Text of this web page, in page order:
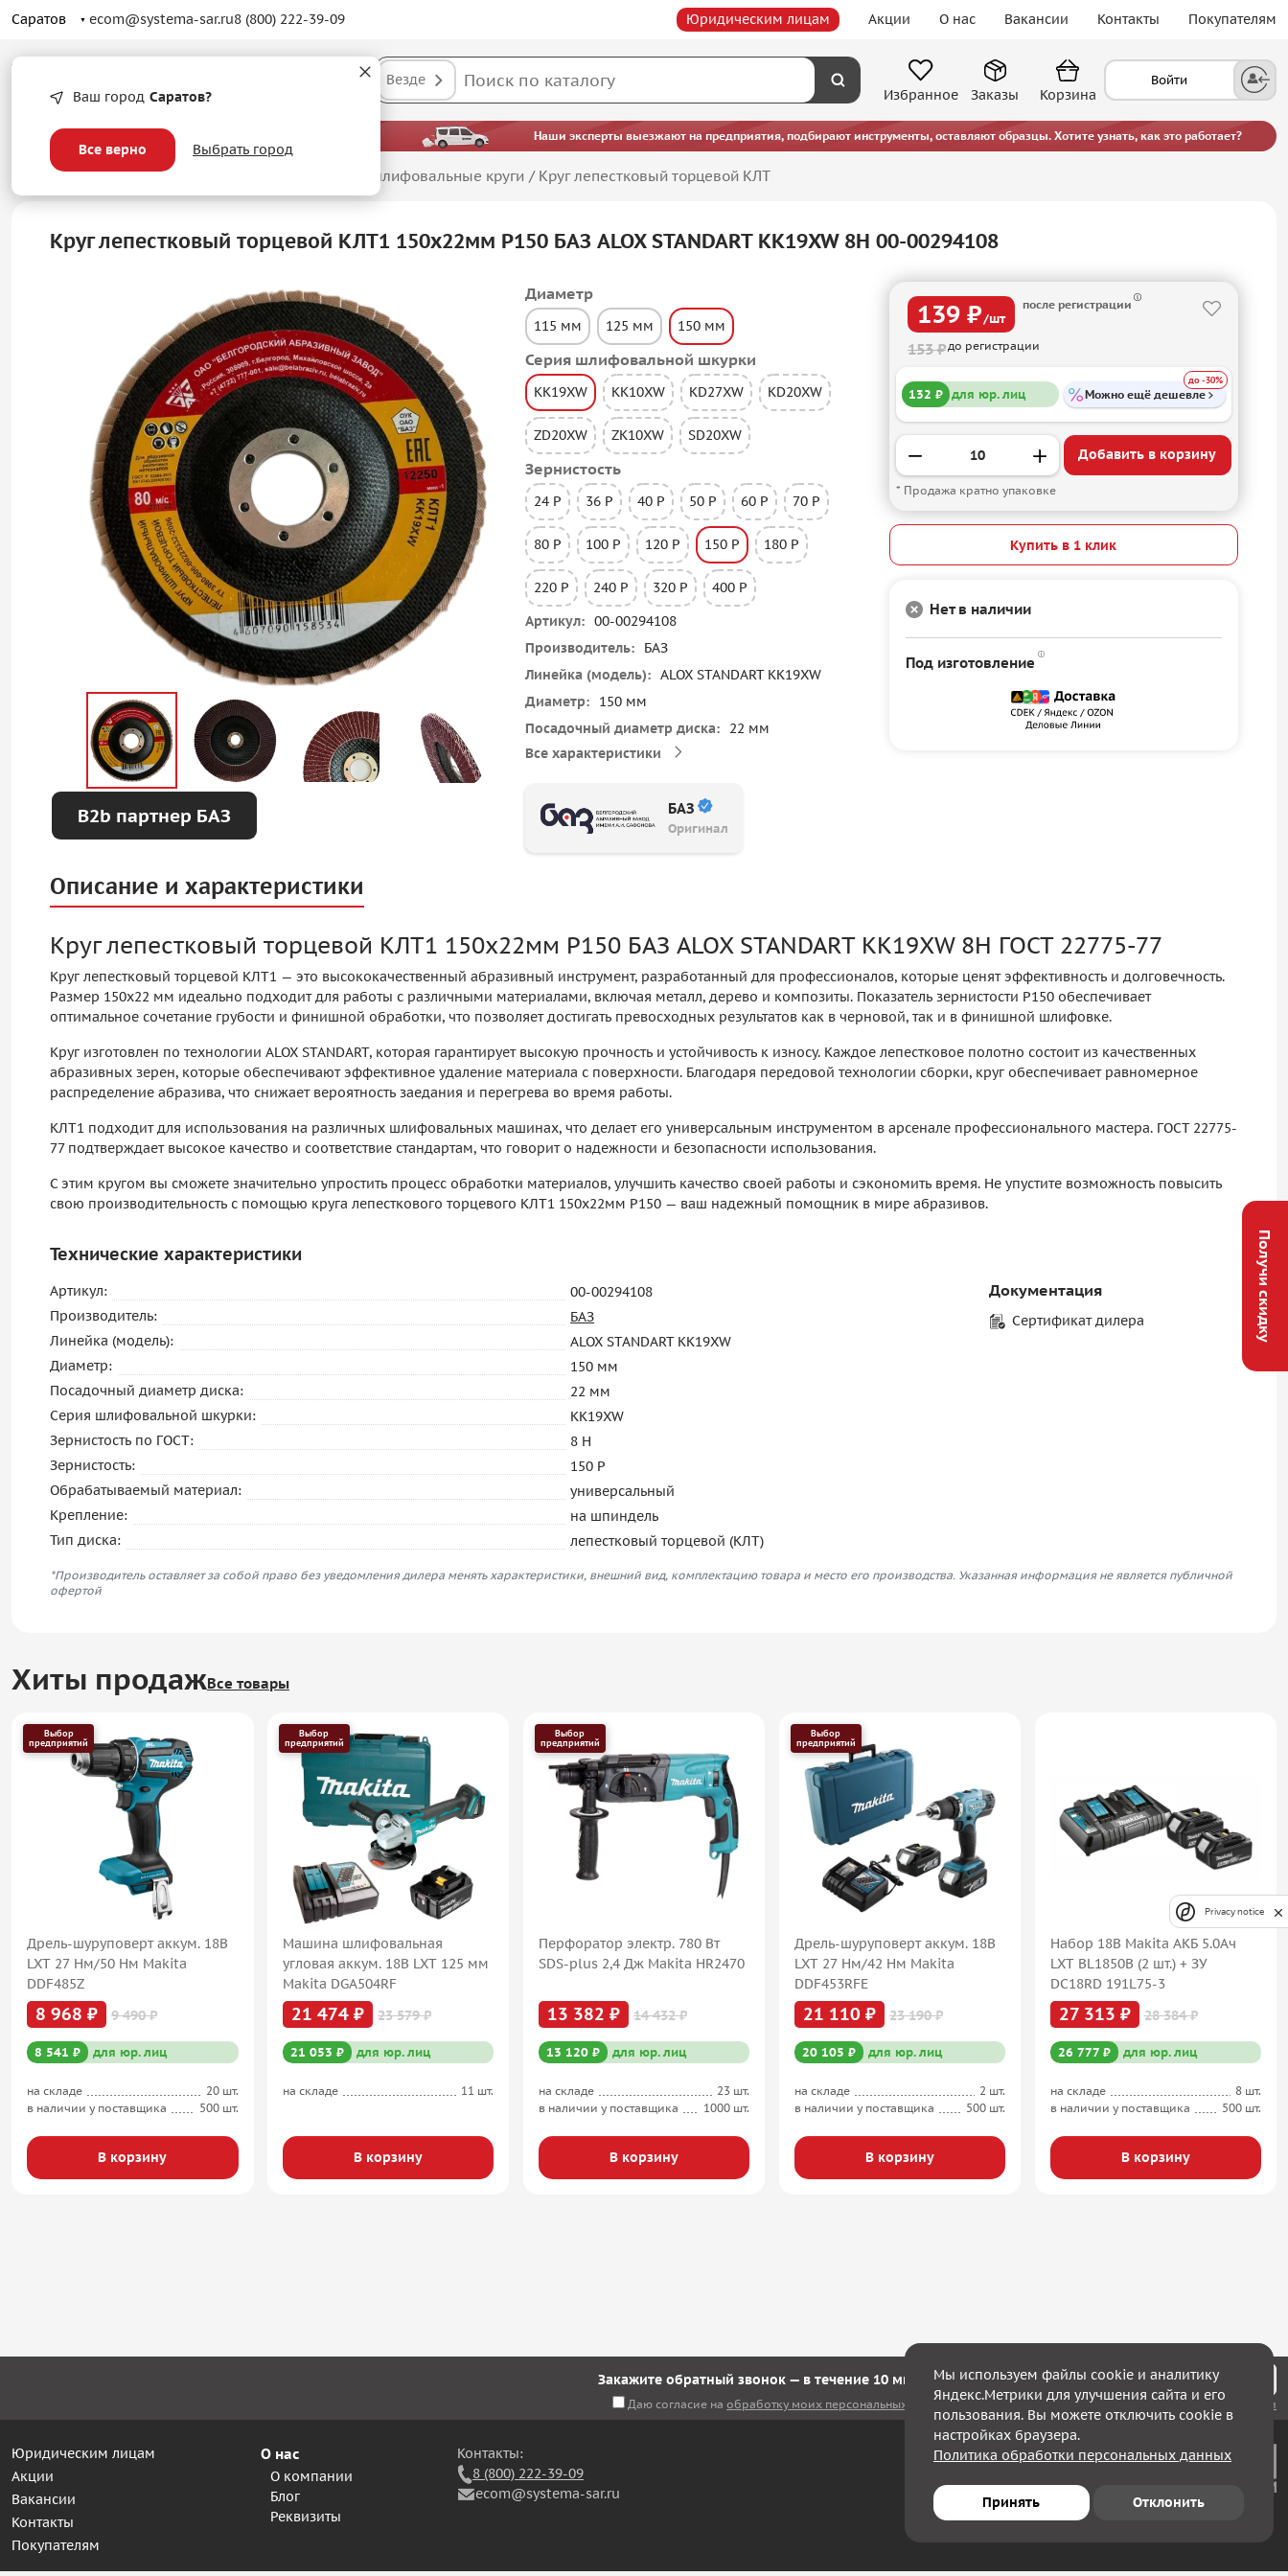
Саратов ecom@systema-sar.ru8 (800) 222-39-09 Юридическим лицам Акции О нас Вакансии Контакты Покупателям
Ваш город Саратов?
Все верно Выбрать город
Везде
Избранное
Войти
Заказы Корзина
— больше, чем просто оптовые цены. Наши эксперты выезжают на предприятия, подбирают инструменты, оставляют образцы. Хотите узнать, как это работает?
Главная /Абразивные материалы Лепестковые шлифовальные круги / Круг лепестковый торцевой КЛТ
Круг лепестковый торцевой КЛТ1 150х22мм P150 БАЗ ALOX STANDART KK19XW 8H 00-00294108
B2b партнер БАЗ
Диаметр
115 мм 125 мм 150 мм
Серия шлифовальной шкурки
KK19XW KK10XW KD27XW KD20XW
ZD20XW ZK10XW SD20XW
Зернистость
24 P 36 P 40 P 50 P 60 P 70 P
80 P 100 P 120 P 150 P 180 P
220 P 240 P 320 P
400 P
Артикул
00-00294108
Производитель
БАЗ
Линейка (модель)
ALOX STANDART KK19XW
Диаметр
150 мм
Посадочный диаметр диска
22 мм
Все характеристики
БАЗ
Оригинал
139 ₽/шт
после регистрации
153 ₽до регистрации
132 ₽ для юр. лиц Можно ещё дешевле
до -30%
Добавить в корзину
* Продажа кратно упаковке
Купить в 1 клик
Нет в наличии
Под изготовление
Описание и характеристики
Круг лепестковый торцевой КЛТ1 150х22мм P150 БАЗ ALOX STANDART KK19XW 8H ГОСТ 22775-77
Круг лепестковый торцевой КЛТ1 — это высококачественный абразивный инструмент, разработанный для профессионалов, которые ценят эффективность и долговечность.
Размер 150х22 мм идеально подходит для работы с различными материалами, включая металл, дерево и композиты. Показатель зернистости P150 обеспечивает
оптимальное сочетание грубости и финишной обработки, что позволяет достигать превосходных результатов как в черновой, так и в финишной шлифовке.
Круг изготовлен по технологии ALOX STANDART, которая гарантирует высокую прочность и устойчивость к износу. Каждое лепестковое полотно состоит из качественных
абразивных зерен, которые обеспечивают эффективное удаление материала с поверхности. Благодаря передовой технологии сборки, круг обеспечивает равномерное
распределение абразива, что снижает вероятность заедания и перегрева во время работы.
КЛТ1 подходит для использования на различных шлифовальных машинах, что делает его универсальным инструментом в арсенале профессионального мастера. ГОСТ 22775-
77 подтверждает высокое качество и соответствие стандартам, что говорит о надежности и безопасности использования.
С этим кругом вы сможете значительно упростить процесс обработки материалов, улучшить качество своей работы и сэкономить время. Не упустите возможность повысить
свою производительность с помощью круга лепесткового торцевого КЛТ1 150х22мм P150 — ваш надежный помощник в мире абразивов.
Технические характеристики
Артикул:
00-00294108
Производитель:
БАЗ
Линейка (модель):
ALOX STANDART KK19XW
Диаметр:
150 мм
Посадочный диаметр диска:
22 мм
Серия шлифовальной шкурки:
KK19XW
Зернистость по ГОСТ:
8 H
Зернистость:
150 P
Обрабатываемый материал:
универсальный
Крепление:
на шпиндель
Тип диска:
лепестковый торцевой (КЛТ)
Документация
Сертификат дилера
*Производитель оставляет за собой право без уведомления дилера менять характеристики, внешний вид, комплектацию товара и место его производства. Указанная информация не является публичной
офертой
Хиты продажВсе товары
Выбор
предприятий
Дрель-шуруповерт аккум. 18В
LXT 27 Нм/50 Нм Makita
DDF485Z
8 968 ₽ 9 490 ₽
8 541 ₽ для юр. лиц
на складе
20 шт.
в наличии у поставщика
500 шт.
В корзину
Выбор
предприятий
Машина шлифовальная
угловая аккум. 18В LXT 125 мм
Makita DGA504RF
21 474 ₽ 23 579 ₽
21 053 ₽ для юр. лиц
на складе 11 шт.
В корзину
Выбор
предприятий
Перфоратор электр. 780 Вт
SDS-plus 2,4 Дж Makita HR2470
13 382 ₽ 14 432 ₽
13 120 ₽ для юр. лиц
на складе
23 шт.
в наличии у поставщика
1000 шт.
В корзину
Выбор
предприятий
Дрель-шуруповерт аккум. 18В
LXT 27 Нм/42 Нм Makita
DDF453RFE
21 110 ₽ 23 190 ₽
20 105 ₽ для юр. лиц
на складе
2 шт.
в наличии у поставщика
500 шт.
В корзину
Набор 18В Makita АКБ 5.0Ач
LXT BL1850B (2 шт.) + ЗУ
DC18RD 191L75-3
27 313 ₽ 28 384 ₽
26 777 ₽ для юр. лиц
на складе
8 шт.
в наличии у поставщика
500 шт.
В корзину
Закажите обратный звонок — в течение 10 минут мы с Вами свяжемся!
Даю согласие на обработку моих персональных данных, а также соглашаюсь с политикой конфиденциальности
Юридическим лицам
Акции
Вакансии
Контакты
Покупателям
О нас
О компании
Блог
Реквизиты
Контакты:
8 (800) 222-39-09
ecom@systema-sar.ru
Получи скидку
Мы используем файлы cookie и аналитику
Яндекс.Метрики для улучшения сайта и его
пользования. Вы можете отключить cookie в
настройках браузера.
Политика обработки персональных данных
Принять Отклонить
Privacy notice